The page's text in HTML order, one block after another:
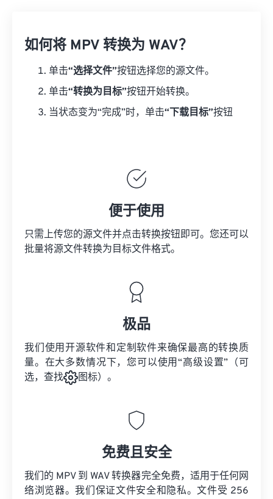
如何将 MPV 转换为 WAV？
单击“选择文件”按钮选择您的源文件。
单击“转换为目标”按钮开始转换。
当状态变为“完成”时，单击“下载目标”按钮
便于使用
只需上传您的源文件并点击转换按钮即可。您还可以
批量将源文件转换为目标文件格式。
极品
我们使用开源软件和定制软件来确保最高的转换质
量。在大多数情况下，您可以使用“高级设置”（可
选，查找
图标）。
免费且安全
我们的 MPV 到 WAV 转换器完全免费，适用于任何网
络浏览器。我们保证文件安全和隐私。文件受 256